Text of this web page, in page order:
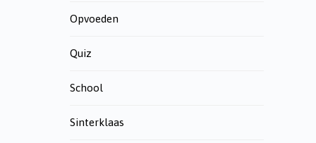
Opvoeden
Quiz
School
Sinterklaas